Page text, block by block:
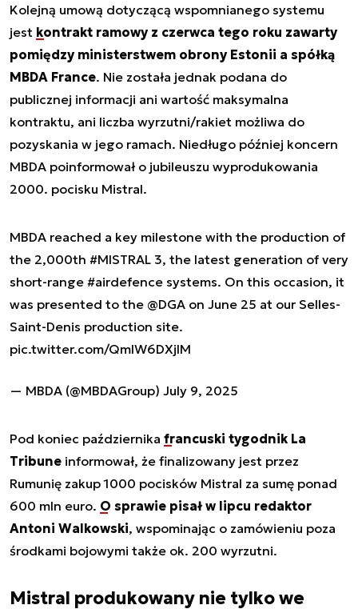
Kolejną umową dotyczącą wspomnianego systemu
jest kontrakt ramowy z czerwca tego roku zawarty
pomiędzy ministerstwem obrony Estonii a spółką
MBDA France. Nie została jednak podana do
publicznej informacji ani wartość maksymalna
kontraktu, ani liczba wyrzutni/rakiet możliwa do
pozyskania w jego ramach. Niedługo później koncern
MBDA poinformował o jubileuszu wyprodukowania
2000. pocisku Mistral.
MBDA reached a key milestone with the production of
the 2,000th #MISTRAL 3, the latest generation of very
short-range #airdefence systems. On this occasion, it
was presented to the @DGA on June 25 at our Selles-
Saint-Denis production site.
pic.twitter.com/QmlW6DXjlM
— MBDA (@MBDAGroup) July 9, 2025
Pod koniec października francuski tygodnik La
Tribune informował, że finalizowany jest przez
Rumunię zakup 1000 pocisków Mistral za sumę ponad
600 mln euro. O sprawie pisał w lipcu redaktor
Antoni Walkowski, wspominając o zamówieniu poza
środkami bojowymi także ok. 200 wyrzutni.
Mistral produkowany nie tylko we